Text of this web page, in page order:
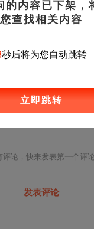
组》大全集丨长篇推
理悬疑丨力豪演播 |
评论，快来发表第一个评论
发表评论
的内容已下架，
您查找相关内容
秒后将为您自动跳转
立即跳转